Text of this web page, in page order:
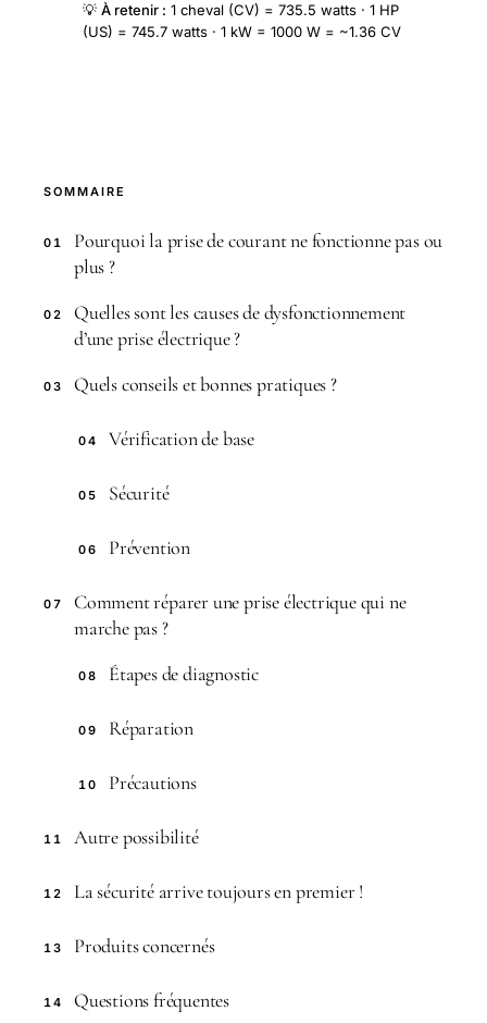
💡 À retenir : 1 cheval (CV) = 735.5 watts · 1 HP
(US) = 745.7 watts · 1 kW = 1000 W = ~1.36 CV
SOMMAIRE
01
Pourquoi la prise de courant ne fonctionne pas ou
plus ?
02
Quelles sont les causes de dysfonctionnement
d’une prise électrique ?
03 Quels conseils et bonnes pratiques ?
04 Vérification de base
05 Sécurité
06 Prévention
07
Comment réparer une prise électrique qui ne
marche pas ?
08 Étapes de diagnostic
09 Réparation
10 Précautions
11 Autre possibilité
12 La sécurité arrive toujours en premier !
13 Produits concernés
14 Questions fréquentes